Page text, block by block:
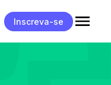
Inscreva-se